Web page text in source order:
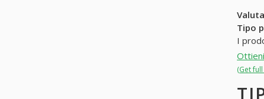
Tipo
I
(Get